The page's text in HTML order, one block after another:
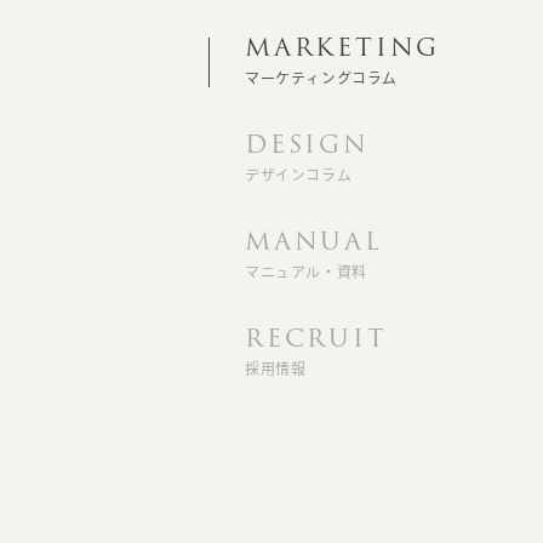
MARKETING
マーケティングコラム
DESIGN
デザインコラム
MANUAL
マニュアル・資料
RECRUIT
採用情報